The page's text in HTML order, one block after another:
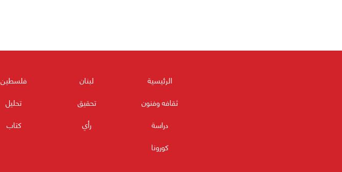
الرئيسية لبنان فلسطين
ثقافه وفنون
تحقيق تحليل
دراسة
رأي كتاب
كورونا